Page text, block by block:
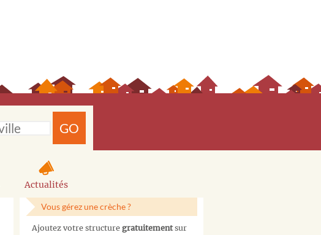
GO
Actualités
Vous gérez une crèche ?
Ajoutez votre structure gratuitementsur